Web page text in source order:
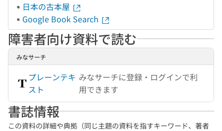
日本の古本屋
Google Book Search
障害者向け資料で読む
みなサーチ
プレーンテキ
スト
みなサーチに登録・ログインで利
用できます
書誌情報
この資料の詳細や典拠（同じ主題の資料を指すキーワード、著者